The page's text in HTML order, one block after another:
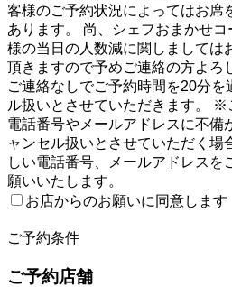
客様のご予約状況によってはお席
あります。 尚、シェフおまかせ
様の当日の人数減に関しましては
頂きますので予めご連絡の方よ
ご連絡なしでご予約時間を20分を
ル扱いとさせていただきます。 ※
電話番号やメールアドレスに不備
ャンセル扱いとさせていただく場
しい電話番号、メールアドレスを
願いいたします。
お店からのお願いに同意します
ご予約条件
ご予約店舗